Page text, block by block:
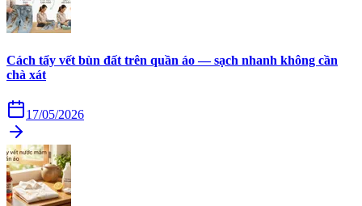
Cách tẩy vết bùn đất trên quần áo — sạch nhanh không cần
chà xát
17/05/2026